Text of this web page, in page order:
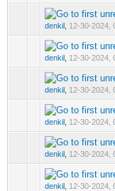
denkil 12-30-2024,
0
denkil 12-30-2024,
0
denkil 12-30-2024,
0
denkil 12-30-2024,
0
denkil 12-30-2024,
0
denkil 12-30-2024,
0